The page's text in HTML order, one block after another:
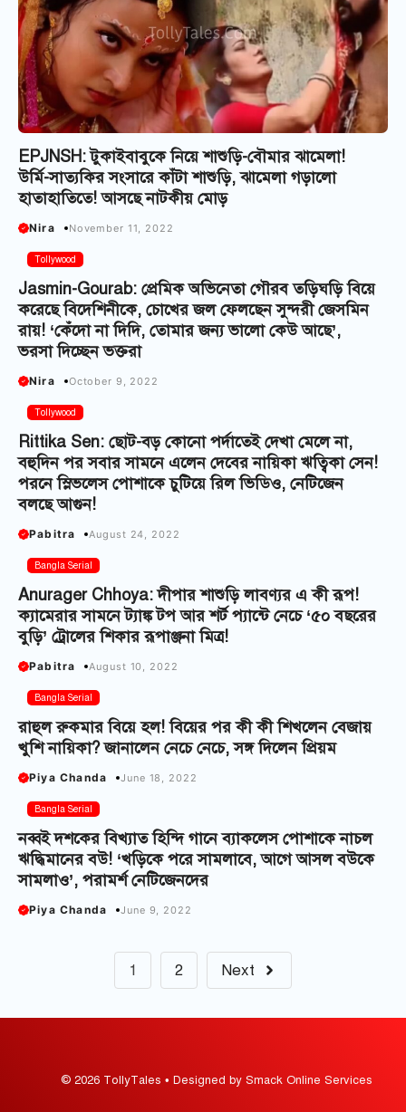
EPJNSH: টুকাইবাবুকে নিয়ে শাশুড়ি-বৌমার ঝামেলা!
উর্মি-সাত্যকির সংসারে কাঁটা শাশুড়ি, ঝামেলা গড়ালো
হাতাহাতিতে! আসছে নাটকীয় মোড়
Nira November 11, 2022
Tollywood
Jasmin-Gourab: প্রেমিক অভিনেতা গৌরব তড়িঘড়ি বিয়ে
করেছে বিদেশিনীকে, চোখের জল ফেলছেন সুন্দরী জেসমিন
রায়! ‘কেঁদো না দিদি, তোমার জন্য ভালো কেউ আছে’,
ভরসা দিচ্ছেন ভক্তরা
Nira October 9, 2022
Tollywood
Rittika Sen: ছোট-বড় কোনো পর্দাতেই দেখা মেলে না,
বহুদিন পর সবার সামনে এলেন দেবের নায়িকা ঋত্বিকা সেন!
পরনে স্লিভলেস পোশাকে চুটিয়ে রিল ভিডিও, নেটিজেন
বলছে আগুন!
Pabitra August 24, 2022
Bangla Serial
Anurager Chhoya: দীপার শাশুড়ি লাবণ্যর এ কী রূপ!
ক্যামেরার সামনে ট্যাঙ্ক টপ আর শর্ট প্যান্টে নেচে ‘৫০ বছরের
বুড়ি’ ট্রোলের শিকার রূপাঞ্জনা মিত্র!
Pabitra August 10, 2022
Bangla Serial
রাহুল রুকমার বিয়ে হল! বিয়ের পর কী কী শিখলেন বেজায়
খুশি নায়িকা? জানালেন নেচে নেচে, সঙ্গ দিলেন প্রিয়ম
Piya Chanda June 18, 2022
Bangla Serial
নব্বই দশকের বিখ্যাত হিন্দি গানে ব্যাকলেস পোশাকে নাচল
ঋদ্ধিমানের বউ! ‘খড়িকে পরে সামলাবে, আগে আসল বউকে
সামলাও’, পরামর্শ নেটিজেনদের
Piya Chanda June 9, 2022
1 2 Next
© 2026 TollyTales • Designed by Smack Online Services